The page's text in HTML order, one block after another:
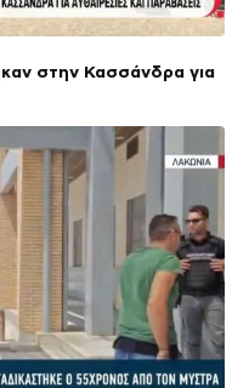
στην Κασσάνδρα για